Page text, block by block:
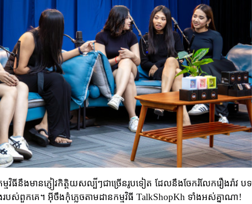
មវិធីនឹងមានភ្ញៀវកិត្តិយសល្បីៗជាច្រើនរូបទៀត ដែលនឹងចែករំលែករឿងរ៉ាវ បទ
ស់ពួកគេ។ អ៊ីចឹងកុំភ្លេចតាមដានកម្មវិធី TalkShopKh ទាំងអស់គ្នាណា!